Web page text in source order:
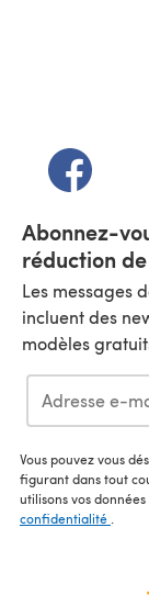
(s'ouvre
Abonnez-
réduction
Les messages
incluent des
modèles
Vous pouvez vous
figurant dans tout
utilisons vos
confidentialité